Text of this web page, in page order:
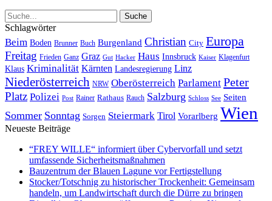
Schlagwörter
Beim Boden Brunner Buch Burgenland Christian City Europa
Freitag Frieden Ganz Graz Gut Hacker Haus Innsbruck Kaiser Klagenfurt
Klaus Kriminalität Kärnten Landesregierung Linz
Niederösterreich NRW Oberösterreich Parlament Peter
Platz Polizei Post Rainer Rathaus Rauch Salzburg Schloss See Seiten
Sommer Sonntag Sorgen Steiermark Tirol Vorarlberg Wien
Neueste Beiträge
“FREY WILLE“ informiert über Cybervorfall und setzt
umfassende Sicherheitsmaßnahmen
Bauzentrum der Blauen Lagune vor Fertigstellung
Stocker/Totschnig zu historischer Trockenheit: Gemeinsam
handeln, um Landwirtschaft durch die Dürre zu bringen